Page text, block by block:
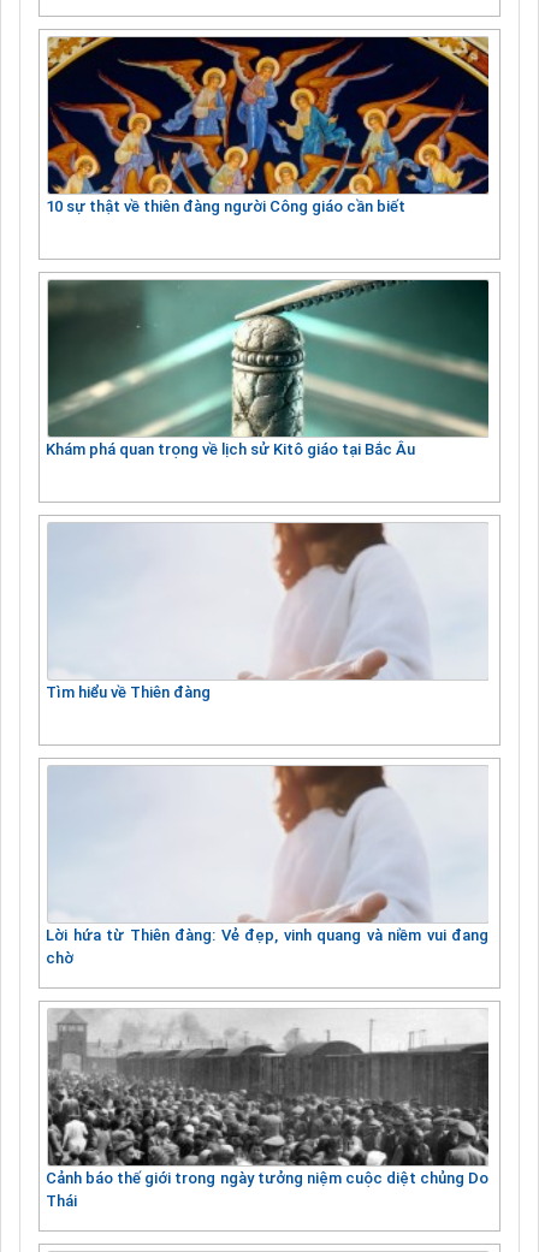
10 sự thật về thiên đàng người Công giáo cần biết
Khám phá quan trọng về lịch sử Kitô giáo tại Bắc Âu
Tìm hiểu về Thiên đàng
Lời hứa từ Thiên đàng: Vẻ đẹp, vinh quang và niềm vui đang
chờ
Cảnh báo thế giới trong ngày tưởng niệm cuộc diệt chủng Do
Thái